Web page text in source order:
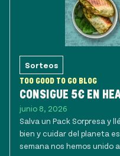
Sorteos
TOO GOOD TO GO BLOG
CONSIGUE 5€ EN
junio 8, 2026
Salva un Pack Sorpresa y
bien y cuidar del planeta
semana nos hemos unido